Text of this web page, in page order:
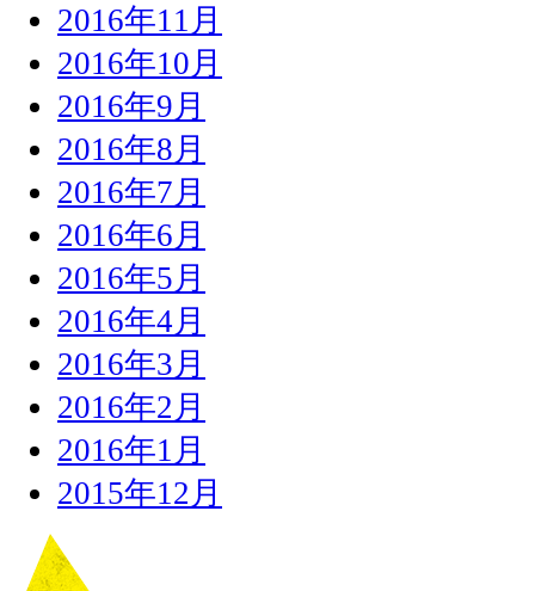
2016年11月
2016年10月
2016年9月
2016年8月
2016年7月
2016年6月
2016年5月
2016年4月
2016年3月
2016年2月
2016年1月
2015年12月